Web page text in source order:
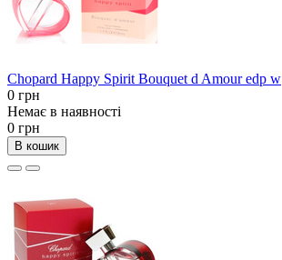
Chopard Happy Spirit Bouquet d Amour edp w
0 грн
Немає в наявності
0 грн
В кошик